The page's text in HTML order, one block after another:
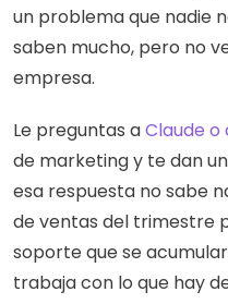
un problema que nadie
saben mucho, pero no
empresa.
Le preguntas a Claude o
de marketing y te dan
esa respuesta no sabe
de ventas del trimestre
soporte que se
trabaja con lo que hay